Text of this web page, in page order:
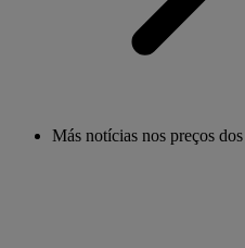
Más notícias nos preços